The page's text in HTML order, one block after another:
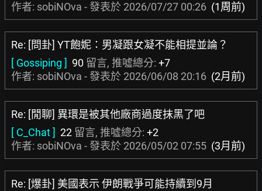
作者: sobiNOva - 發表於 2026/07/27 00:26 (1周前)
Re: [問卦] YT飽妮：男凝跟女凝不能相提並論？
[ Gossiping ] 90 留言, 推噓總分: +7
作者: sobiNOva - 發表於 2026/06/08 20:16 (2月前)
Re: [閒聊] 異環是被其他廠商過度抹黑了吧
[ C_Chat ] 22 留言, 推噓總分: +2
作者: sobiNOva - 發表於 2026/05/02 07:55 (3月前)
Re: [爆卦] 美國表示 伊朗戰爭可能持續到9月